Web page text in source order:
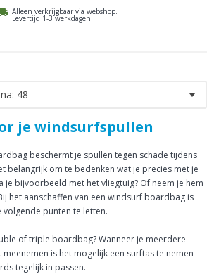
Alleen verkrijgbaar via webshop.
Levertijd 1-3 werkdagen.
48
je windsurfspullen
beschermt je spullen tegen schade tijdens
belangrijk om te bedenken wat je precies met je
je bijvoorbeeld met het vliegtuig? Of neem je hem
het aanschaffen van een windsurf boardbag is
punten te letten.
of triple boardbag? Wanneer je meerdere
is het mogelijk een surftas te nemen
tegelijk in passen.